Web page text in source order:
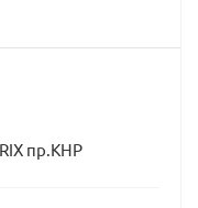
пр.КНР